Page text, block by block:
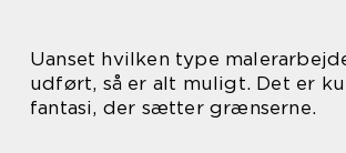
Uanset hvilken type
udført, så er alt muligt. Det er
fantasi, der sætter grænserne.